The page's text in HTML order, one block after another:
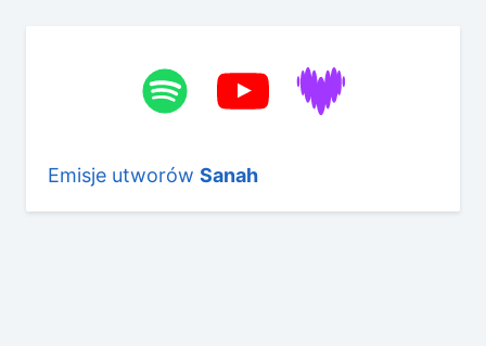
Emisje utworów Sanah